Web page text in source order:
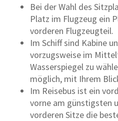
Bei der Wahl des
Platz im Flugzeug ein
vorderen Flugzeugteil.
Im Schiff sind Kabine
vorzugsweise im
Wasserspiegel zu
möglich, mit Ihrem
Im Reisebus ist ein
vorne am günstigsten
vorderen Sitze die